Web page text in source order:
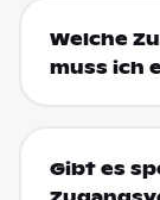
Welche
muss ich
Gibt es